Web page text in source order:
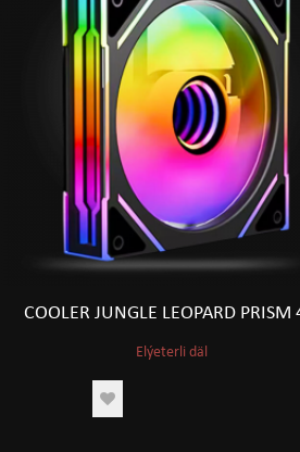
COOLER JUNGLE LEOPARD PRISM
Elýeterli däl